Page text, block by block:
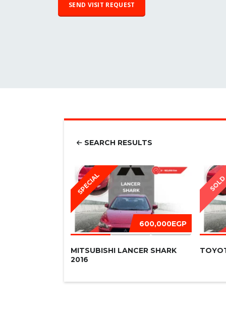
SEARCH RESULTS
SPECIAL
600,000EGP
MITSUBISHI LANCER SHARK
2016